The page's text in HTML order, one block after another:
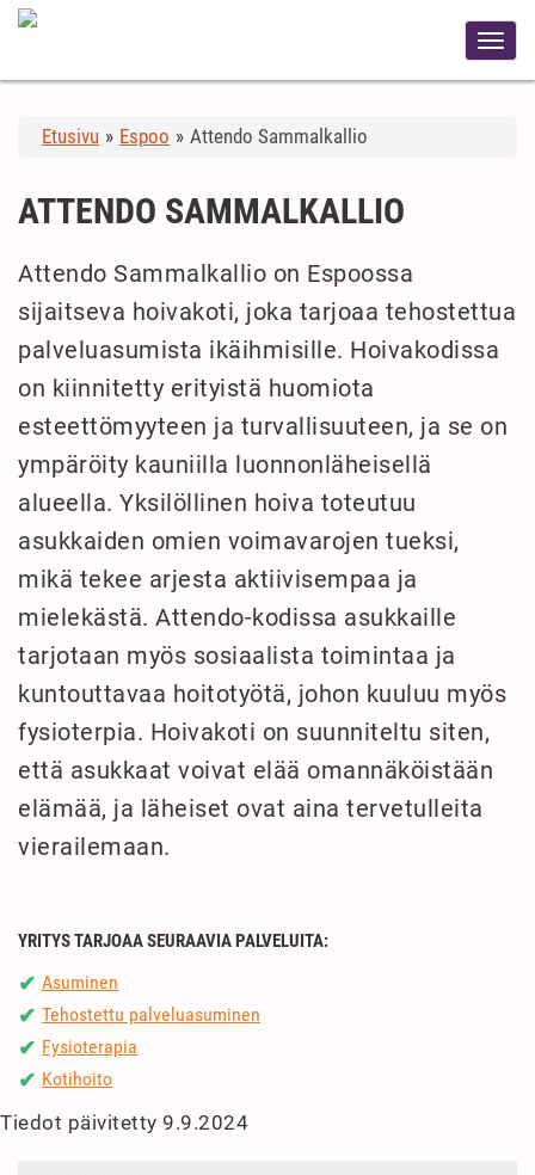
Etusivu » Espoo » Attendo Sammalkallio
ATTENDO SAMMALKALLIO
Attendo Sammalkallio on Espoossa
sijaitseva hoivakoti, joka tarjoaa tehostettua
palveluasumista ikäihmisille. Hoivakodissa
on kiinnitetty erityistä huomiota
esteettömyyteen ja turvallisuuteen, ja se on
ympäröity kauniilla luonnonläheisellä
alueella. Yksilöllinen hoiva toteutuu
asukkaiden omien voimavarojen tueksi,
mikä tekee arjesta aktiivisempaa ja
mielekästä. Attendo-kodissa asukkaille
tarjotaan myös sosiaalista toimintaa ja
kuntouttavaa hoitotyötä, johon kuuluu myös
fysioterpia. Hoivakoti on suunniteltu siten,
että asukkaat voivat elää omannäköistään
elämää, ja läheiset ovat aina tervetulleita
vierailemaan.
YRITYS TARJOAA SEURAAVIA PALVELUITA:
✔ Asuminen
✔ Tehostettu palveluasuminen
✔ Fysioterapia
✔ Kotihoito
Tiedot päivitetty 9.9.2024